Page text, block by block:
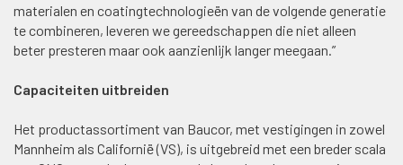
materialen en coatingtechnologieën van de volgende generatie
te combineren, leveren we gereedschappen die niet alleen
beter presteren maar ook aanzienlijk langer meegaan.”
Capaciteiten uitbreiden
Het productassortiment van Baucor, met vestigingen in zowel
Mannheim als Californië (VS), is uitgebreid met een breder scala